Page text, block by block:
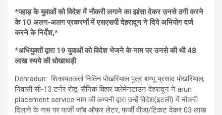
*पहाड़ के युवाओं को विदेश में नौकरी लगाने का झांसा देकर उनसे ठगी करने
के 10 अलग-अलग प्रकरणों में एसएसपी देहरादून ने दिये अभियोग दर्ज
करने के निर्देश,*
*अभियुक्तों द्वारा 19 युवाओं को विदेश भेजने के नाम पर उनसे की थी 48
लाख रुपये की धोखाधड़ी
Dehradun: शिकायतकर्ता नितिन पोखरियाल पुत्र शम्भू प्रसाद पोखरियाल,
निवासी सी-13 टर्नर रोड़, सैनिक विहार क्लेमेनटाउन देहरादून ने arun
placement service नाम की कम्पनी द्वारा उन्हें विदेश(इटली) में नौकरी
दिलाने के नाम पर फर्जी जॉब ऑफर लेटर, फर्जी वीजा/टिकट देकर 03 लाख